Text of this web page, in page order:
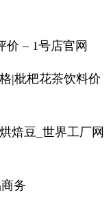
价 – 1号店官网
|枇杷花茶饮料价
烘焙豆_世界工厂网
务